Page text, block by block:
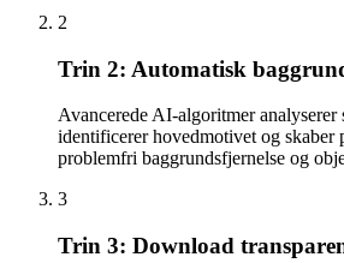
2
Trin 2: Automatisk
Avancerede AI-algoritmer analyserer
identificerer hovedmotivet og
problemfri baggrundsfjernelse og
3
Trin 3: Download